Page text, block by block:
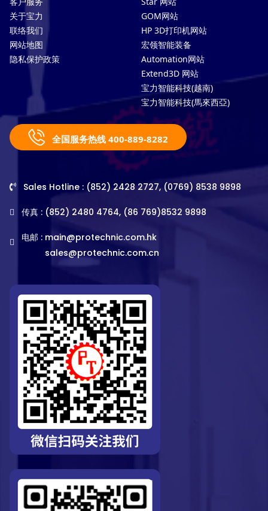
关于宝力
联络我们
网站地图
隐私保护政策
GOM网站
HP 3D打印机网站
宏领智能装备
Automation网站
Extend3D 网站
宝力智能科技(越南)
宝力智能科技(馬來西亞)
全国服务热线 400-889-8282
Sales Hotline : (852) 2428 2727, (0769) 8538 9898
传真 : (852) 2480 4764, (86 769)8532 9898
电邮 : main@protechnic.com.hk
sales@protechnic.com.cn